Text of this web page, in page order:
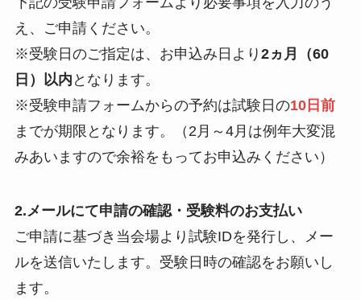
え、ご申請ください。
※受験日のご指定は、お申込み日より 2ヵ月（60
日）以内 となります。
※受験申請フォームからの予約は試験日の10日前
までが期限となります。（2月～4月は例年大変混
みあいますので余裕をもってお申込みください）
2.メールにて申請の確認・受験料のお支払い
ご申請に基づき当会場より試験IDを発行し、メー
ルを送信いたします。受験日時の確認をお願いし
ます。